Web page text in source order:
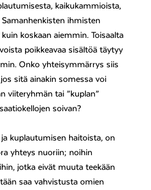
kaikukammioista,
ihmisten
koskaan aiemmin. Toisaalta
poikkeavaa sisältöä täytyy
Onko yhteisymmärrys siis
sitä ainakin somessa voi
viiteryhmän tai ”kuplan”
soivan?
kuplautumisen haitoista, on
yhteys nuoriin; noihin
jotka eivät muuta teekään
saa vahvistusta omien